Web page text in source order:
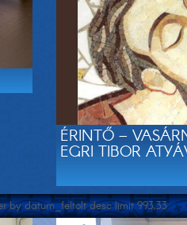
ÉRINTŐ –
EGRI TIBOR
by datum_feltolt desc limit 993,33